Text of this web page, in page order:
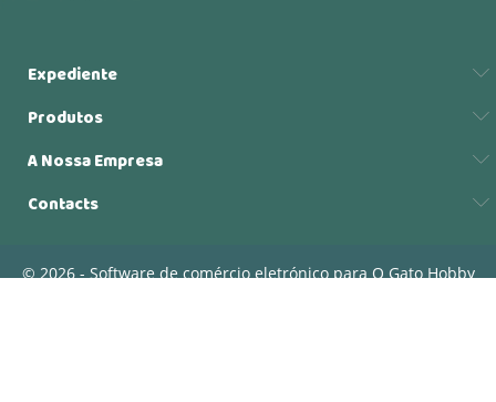
Expediente
Produtos
A Nossa Empresa
Contacts
© 2026 - Software de comércio eletrónico para O Gato Hobby